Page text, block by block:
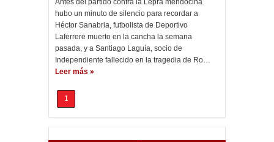
Antes del partido contra la Lepra mendocina
hubo un minuto de silencio para recordar a
Héctor Sanabria, futbolista de Deportivo
Laferrere muerto en la cancha la semana
pasada, y a Santiago Laguía, socio de
Independiente fallecido en la tragedia de Ro…
Leer más »
1